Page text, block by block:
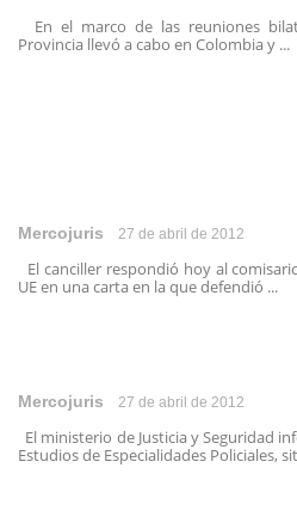
En el marco de las reuniones
Provincia llevó a cabo en Colombia y ...
Mercojuris 27 de abril de 2012
El canciller respondió hoy al
UE en una carta en la que defendió ...
Mercojuris 27 de abril de 2012
El ministerio de Justicia y Seguridad
Estudios de Especialidades Policiales,